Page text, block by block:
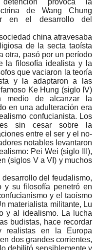
provoca la
de Wang Chung
en el desarrollo del
china atravesaba
de la secta taoísta
otra, pasó por un período
la filosofía idealista y la
que vaciaron la teoría
y la adaptaron a las
Ke Hung (siglo IV)
medio de alcanzar la
en una adulteración era
confucianista. Los
sin cesar sobre la
entre el ser y el no-
notables levantaron
Pei Wei (siglo III),
(siglos V a VI) y muchos
del feudalismo,
y su filosofía penetró en
y el taoísmo
materialista militante, Lu
y al idealismo. La lucha
budistas, hace recordar
realistas en la Europa
dos grandes corrientes,
debilitó sensiblemente y